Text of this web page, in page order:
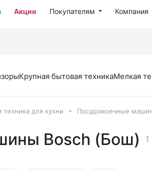
Акции Покупателям Компания
Крупная бытовая техникаМелкая
техника для кухни Посудомоечные
Bosch (Бош) 1